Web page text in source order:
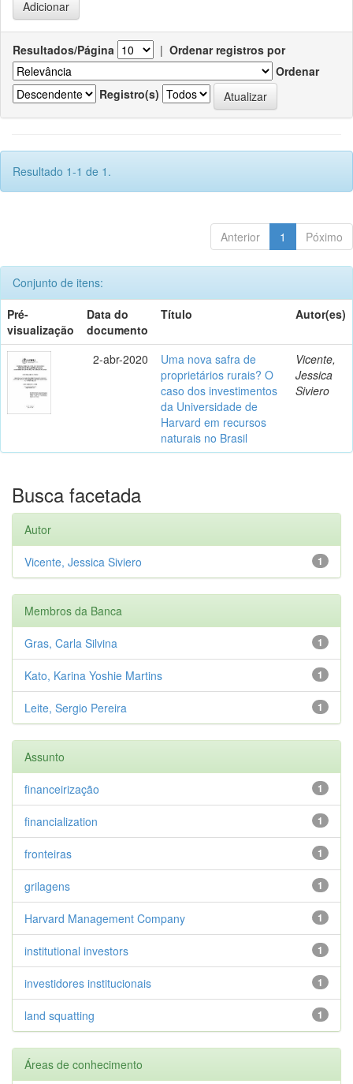
Resultados/Página | Ordenar registros por
Ordenar
Registro(s)
Resultado 1-1 de 1.
Anterior 1 Póximo
Conjunto de itens:
Pré-
visualização
Data do
documento
Título Autor(es)
2-abr-2020
Uma nova safra de
proprietários rurais? O
caso dos investimentos
da Universidade de
Harvard em recursos
naturais no Brasil
Vicente,
Jessica
Siviero
Busca facetada
Autor
1
Vicente, Jessica Siviero
Membros da Banca
1
Gras, Carla Silvina
1
Kato, Karina Yoshie Martins
1
Leite, Sergio Pereira
Assunto
1
financeirização
1
financialization
1
fronteiras
1
grilagens
1
Harvard Management Company
1
institutional investors
1
investidores institucionais
1
land squatting
Áreas de conhecimento